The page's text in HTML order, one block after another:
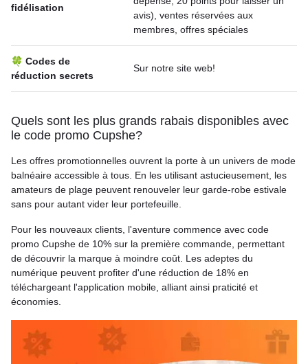
fidélisation
avis), ventes réservées aux
membres, offres spéciales
🍀 Codes de
réduction secrets
Sur notre site web!
Quels sont les plus grands rabais disponibles avec
le code promo Cupshe?
Les offres promotionnelles ouvrent la porte à un univers de mode
balnéaire accessible à tous. En les utilisant astucieusement, les
amateurs de plage peuvent renouveler leur garde-robe estivale
sans pour autant vider leur portefeuille.
Pour les nouveaux clients, l'aventure commence avec code
promo Cupshe de 10% sur la première commande, permettant
de découvrir la marque à moindre coût. Les adeptes du
numérique peuvent profiter d'une réduction de 18% en
téléchargeant l'application mobile, alliant ainsi praticité et
économies.